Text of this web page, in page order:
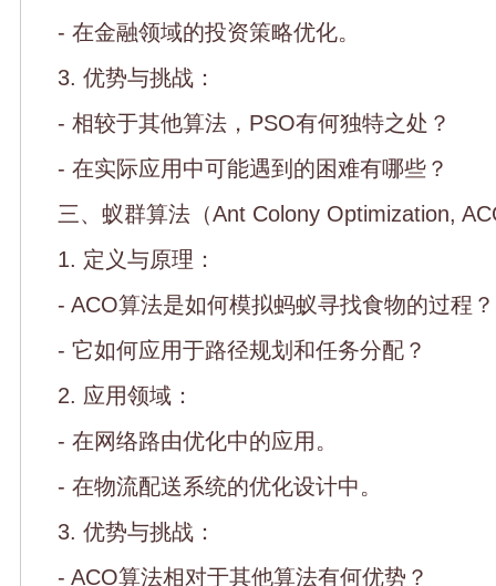
- 在金融领域的投资策略优化。
3. 优势与挑战：
- 相较于其他算法，PSO有何独特之处？
- 在实际应用中可能遇到的困难有哪些？
三、蚁群算法（Ant Colony Optimization,
1. 定义与原理：
- ACO算法是如何模拟蚂蚁寻找食物的过程？
- 它如何应用于路径规划和任务分配？
2. 应用领域：
- 在网络路由优化中的应用。
- 在物流配送系统的优化设计中。
3. 优势与挑战：
- ACO算法相对于其他算法有何优势？